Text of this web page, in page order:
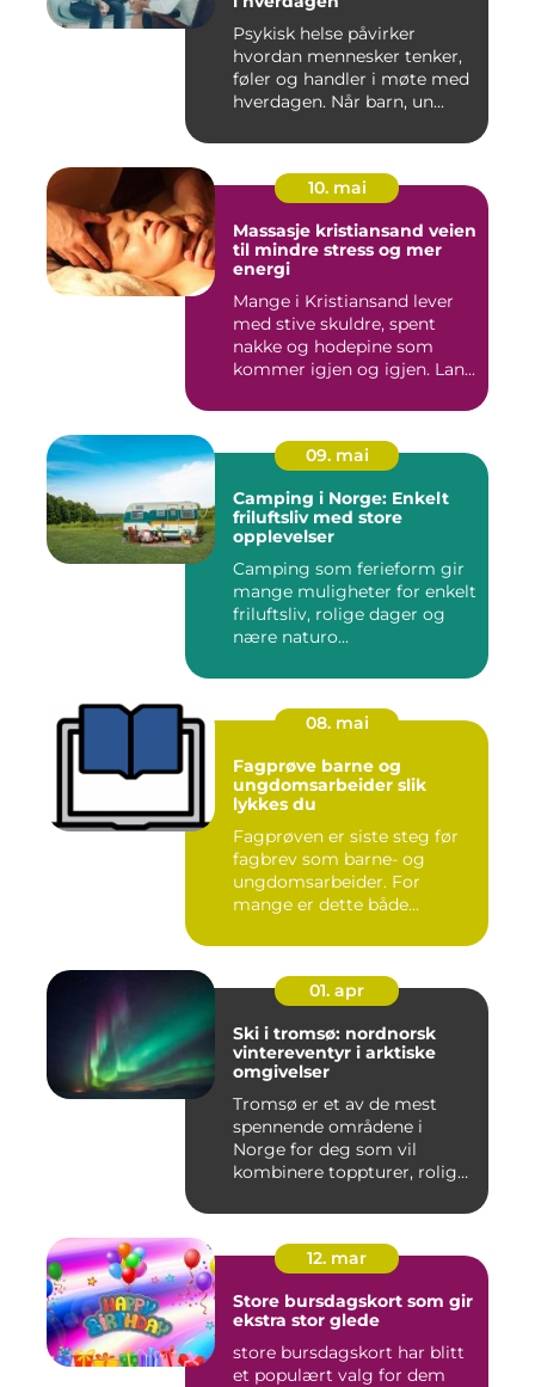
Psykisk helse påvirker
hvordan mennesker tenker,
føler og handler i møte med
hverdagen. Når barn, un...
10. mai
Massasje kristiansand veien
til mindre stress og mer
energi
Mange i Kristiansand lever
med stive skuldre, spent
nakke og hodepine som
kommer igjen og igjen. Lan...
09. mai
Camping i Norge: Enkelt
friluftsliv med store
opplevelser
Camping som ferieform gir
mange muligheter for enkelt
friluftsliv, rolige dager og
nære naturo...
08. mai
Fagprøve barne og
ungdomsarbeider slik
lykkes du
Fagprøven er siste steg før
fagbrev som barne- og
ungdomsarbeider. For
mange er dette både
01. apr
Ski i tromsø: nordnorsk
vintereventyr i arktiske
omgivelser
Tromsø er et av de mest
spennende områdene i
Norge for deg som vil
kombinere toppturer, rolig
12. mar
Store bursdagskort som gir
ekstra stor glede
store bursdagskort har blitt
et populært valg for dem